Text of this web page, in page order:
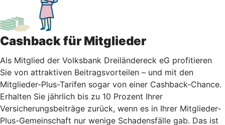
Cashback für Mitglieder
Als Mitglied der Volksbank Dreiländereck eG profitieren
Sie von attraktiven Beitragsvorteilen – und mit den
Mitglieder-Plus-Tarifen sogar von einer Cashback-Chance.
Erhalten Sie jährlich bis zu 10 Prozent Ihrer
Versicherungsbeiträge zurück, wenn es in Ihrer Mitglieder-
Plus-Gemeinschaft nur wenige Schadensfälle gab. Das ist